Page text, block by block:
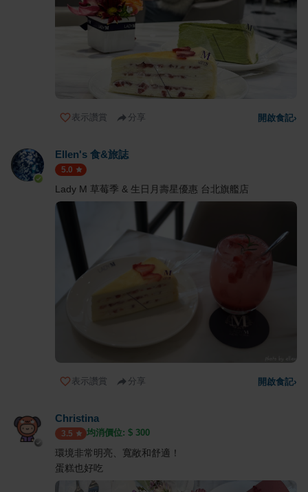
表示讚賞 分享 開啟食記›
Ellen's 食&旅誌
5.0
Lady M 草莓季 & 生日月壽星優惠 台北旗艦店
表示讚賞 分享 開啟食記›
Christina
3.5 均消價位: $ 300
環境非常明亮、寬敞和舒適！
蛋糕也好吃